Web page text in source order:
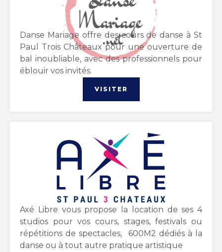
Danse Mariage offre des cours de danse à St
Paul Trois Châteaux pour une ouverture de
bal inoubliable, avec des professionnels pour
éblouir vos invités.
VISITER
Axé Libre vous propose la location de ses 4
studios pour vos cours, stages, festivals ou
répétitions de spectacles, 600M2 dédiés à la
danse ou à tout autre pratique artistique